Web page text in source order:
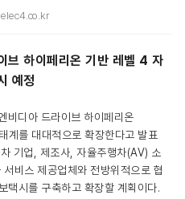
브 하이페리온 기반 레벨 4 자
예정
비디아 드라이브 하이페리온
를 대대적으로 확장한다고 발표
기업, 제조사, 자율주행차(AV) 소
비스 제공업체와 전방위적으로 협
택시를 구축하고 확장할 계획이다.